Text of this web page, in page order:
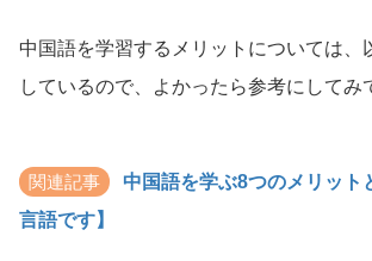
中国語を学習するメリットについては、
しているので、よかったら参考にしてみ
関連記事
中国語を学ぶ8つのメリット
言語です】